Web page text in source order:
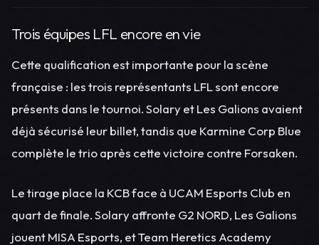
Trois équipes LFL encore en vie
Cette qualification est importante pour la scène
française : les trois représentants LFL sont encore
présents dans le tournoi. Solary et Les Galions avaient
déjà sécurisé leur billet, tandis que Karmine Corp Blue
complète le trio après cette victoire contre Forsaken.
Le tirage place la KCB face à UCAM Esports Club en
quart de finale. Solary affronte G2 NORD, Les Galions
jouent MISA Esports, et Team Heretics Academy